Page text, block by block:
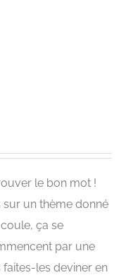
le bon mot !
un thème donné
ça se
par une
les deviner en